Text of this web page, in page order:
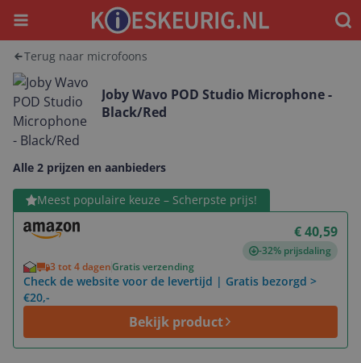
Menu
Terug naar microfoons
Joby Wavo POD Studio Microphone -
Black/Red
Alle 2 prijzen en aanbieders
Meest populaire keuze – Scherpste prijs!
€ 40,59
-32% prijsdaling
3 tot 4 dagenGratis verzending
Check de website voor de levertijd | Gratis bezorgd >
€20,-
Bekijk product
Bekijk product